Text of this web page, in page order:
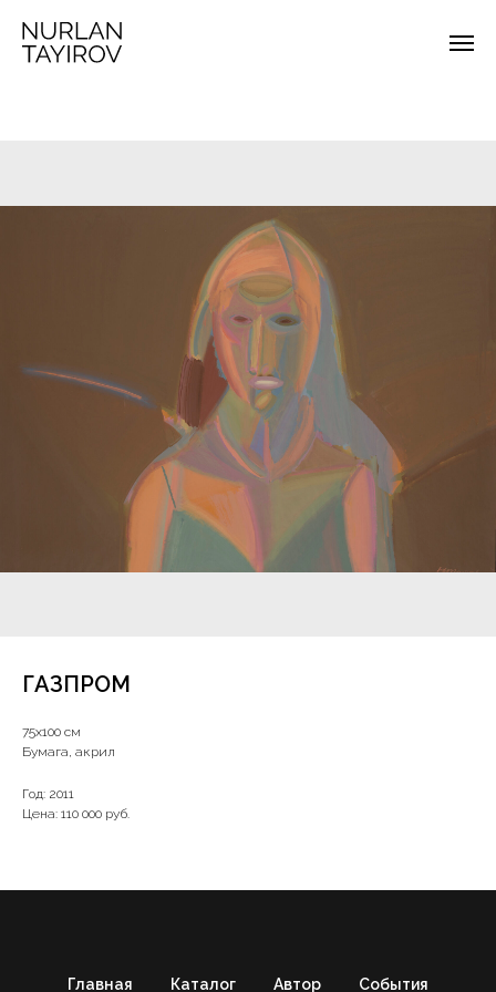
ГАЗПРОМ
75х100 см
Бумага, акрил
Год: 2011
Цена: 110 000 руб.
Главная Каталог Автор События